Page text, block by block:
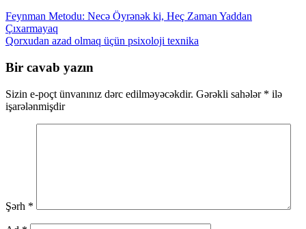
Yazı
naviqasiyası
Feynman Metodu: Necə Öyrənək ki, Heç Zaman Yaddan
Çıxarmayaq
Qorxudan azad olmaq üçün psixoloji texnika
Bir cavab yazın
Sizin e-poçt ünvanınız dərc edilməyəcəkdir. Gərəkli sahələr * ilə
işarələnmişdir
Şərh *